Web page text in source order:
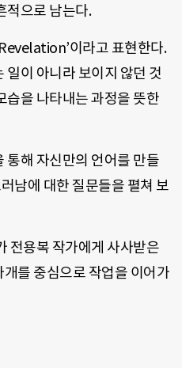
적으로 남는다.
이라고 표현한다.
일이 아니라 보이지 않던 것
습을 나타내는 과정을 뜻한
통해 자신만의 언어를 만들
남에 대한 질문들을 펼쳐 보
전용복 작가에게 사사받은
를 중심으로 작업을 이어가